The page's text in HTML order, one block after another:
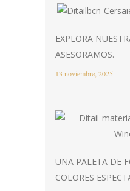
EXPLORA
ASESORAMOS.
13 noviembre, 2025
UNA PALETA DE
COLORES